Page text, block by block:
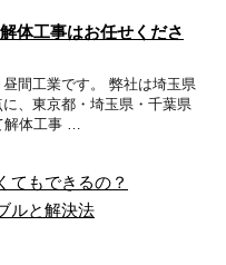
体工事はお任せくださ
昼間工業です。 弊社は埼玉県
に、東京都・埼玉県・千葉県
体工事 …
てもできるの？
ルと解決法